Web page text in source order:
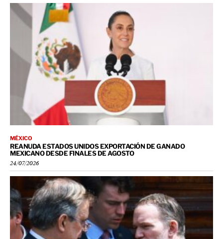
MÉXICO
REANUDA ESTADOS UNIDOS EXPORTACIÓN DE GANADO
MEXICANO DESDE FINALES DE AGOSTO
24/07/2026